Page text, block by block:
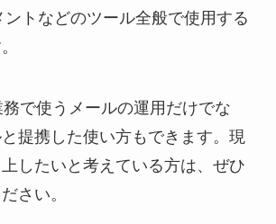
トなどのツール全般で使用する
で使うメールの運用だけでな
提携した使い方もできます。現
したいと考えている方は、ぜひ
さい。